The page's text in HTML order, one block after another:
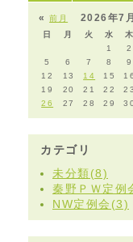
«前月 2026年7月
日 月 火 水 木
1
2
5
6 7 8 9
12
13 14 15 16
19
20 21 22 23
26
27 28 29 30
カテゴリ
未分類(8)
秦野ＰＷ定例
NW定例会(3)